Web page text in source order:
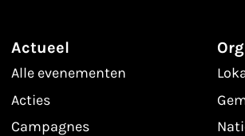
Actueel
Alle evenementen
Acties
Campagnes